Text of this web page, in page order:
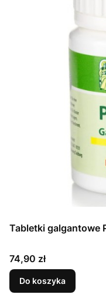
Tabletki galgantowe
Cena
74,90 zł
Do koszyka